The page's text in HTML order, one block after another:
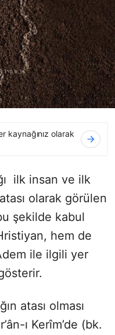
kaynağınız olarak
ilk insan ve ilk
olarak görülen
şekilde kabul
hem de
ile ilgili yer
atası olması
ı Kerîm’de (bk.